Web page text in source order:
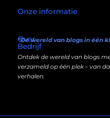
Over
Bedrijf
“De wereld van blogs in één
Ontdek de wereld van blogs
verzameld op één plek – van
verhalen.
Onze informatie